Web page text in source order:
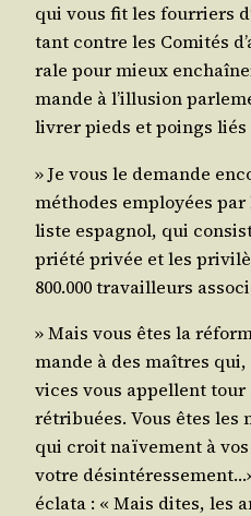
qui vous fit les four­riers
tant contre les Comi­tés
rale pour mieux
mande à l’illu­sion
livrer pieds et poings liés
» Je vous le demande
méthodes employées par
liste espa­gnol, qui
prié­té pri­vée et les
800.000 tra­vailleurs
» Mais vous êtes la
mande à des maîtres
vices vous appellent
rétri­buées. Vous êtes
qui croit naï­ve­ment à
votre
écla­ta : « Mais dites, les